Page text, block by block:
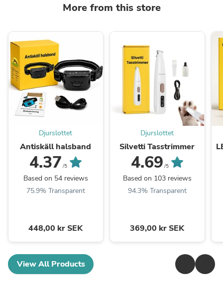
More from this store
Djurslottet
Antiskäll halsband
4.37 /5
Based on 54 reviews
75.9% Transparent
448,00 kr SEK
Djurslottet
Silvetti Tasstrimmer
4.69 /5
Based on 103 reviews
94.3% Transparent
369,00 kr SEK
View All Products